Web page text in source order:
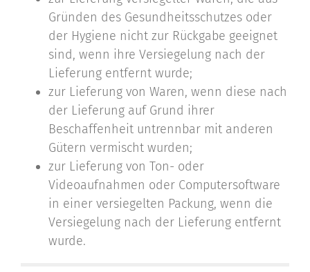
Gründen des Gesundheitsschutzes oder
der Hygiene nicht zur Rückgabe geeignet
sind, wenn ihre Versiegelung nach der
Lieferung entfernt wurde;
zur Lieferung von Waren, wenn diese nach
der Lieferung auf Grund ihrer
Beschaffenheit untrennbar mit anderen
Gütern vermischt wurden;
zur Lieferung von Ton- oder
Videoaufnahmen oder Computersoftware
in einer versiegelten Packung, wenn die
Versiegelung nach der Lieferung entfernt
wurde.